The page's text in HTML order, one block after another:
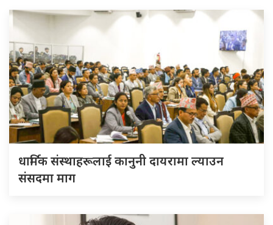
धार्मिक संस्थाहरूलाई कानुनी दायरामा ल्याउन
संसदमा माग